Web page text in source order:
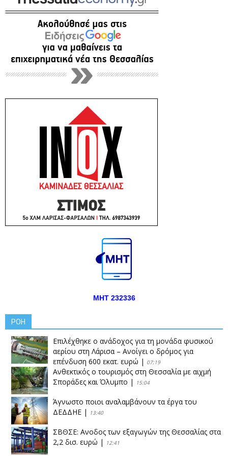
ΜΗΤ 232336
ΡΟΗ
Επιλέχθηκε ο ανάδοχος για τη μονάδα φυσικού
αερίου στη Λάρισα – Ανοίγει ο δρόμος για
επένδυση 600 εκατ. ευρώ | 07:19
Ανθεκτικός ο τουρισμός στη Θεσσαλία με αιχμή
Σποράδες και Όλυμπο | 15:04
Άγνωστο ποιοι αναλαμβάνουν τα έργα του
ΔΕΔΔΗΕ | 13:40
ΣΒΘΣΕ: Aνοδος των εξαγωγών της Θεσσαλίας στα
2,2 δισ. ευρώ | 12:41